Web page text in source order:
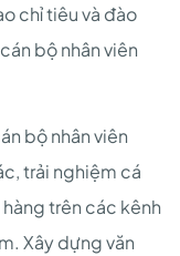
chỉ tiêu và đào
bộ nhân viên
bộ nhân viên
trải nghiệm cá
trên các kênh
Xây dựng văn